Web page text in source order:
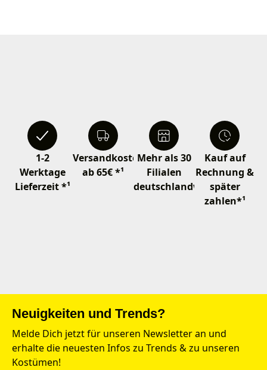
1-2
Werktage
Lieferzeit *¹
Versandkostenfrei
ab 65€ *¹
Mehr als 30
Filialen
deutschlandweit
Kauf auf
Rechnung &
später
zahlen*¹
Neuigkeiten und Trends?
Melde Dich jetzt für unseren Newsletter an und
erhalte die neuesten Infos zu Trends & zu unseren
Kostümen!